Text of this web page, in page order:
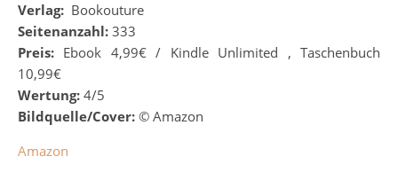
Verlag: Bookouture
Seitenanzahl: 333
Preis: Ebook 4,99€ / Kindle Unlimited , Taschenbuch
10,99€
Wertung: 4/5
Bildquelle/Cover: © Amazon
Amazon